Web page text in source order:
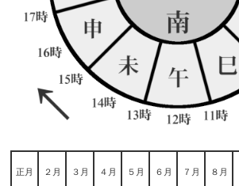
正月 ２月 ３月 ４月 ５月 ６月 ７月 ８月